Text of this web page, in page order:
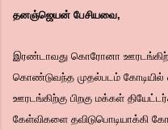
தனஞ்ஜெயன் பேசியவை,
இரண்டாவது கொரோனா
கொண்டுவந்த முதல்படம்
ஊரடங்கிற்கு பிறகு மக்கள்
கேள்விகளை தவிடுபொடியாக்கி